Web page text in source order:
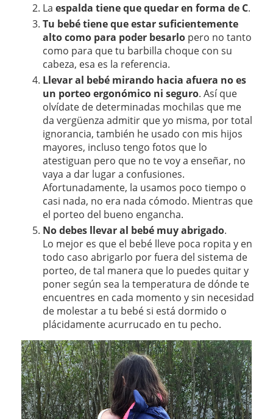
La espalda tiene que quedar en forma de C.
Tu bebé tiene que estar suficientemente
alto como para poder besarlo pero no tanto
como para que tu barbilla choque con su
cabeza, esa es la referencia.
Llevar al bebé mirando hacia afuera no es
un porteo ergonómico ni seguro. Así que
olvídate de determinadas mochilas que me
da vergüenza admitir que yo misma, por total
ignorancia, también he usado con mis hijos
mayores, incluso tengo fotos que lo
atestiguan pero que no te voy a enseñar, no
vaya a dar lugar a confusiones.
Afortunadamente, la usamos poco tiempo o
casi nada, no era nada cómodo. Mientras que
el porteo del bueno engancha.
No debes llevar al bebé muy abrigado.
Lo mejor es que el bebé lleve poca ropita y en
todo caso abrigarlo por fuera del sistema de
porteo, de tal manera que lo puedes quitar y
poner según sea la temperatura de dónde te
encuentres en cada momento y sin necesidad
de molestar a tu bebé si está dormido o
plácidamente acurrucado en tu pecho.